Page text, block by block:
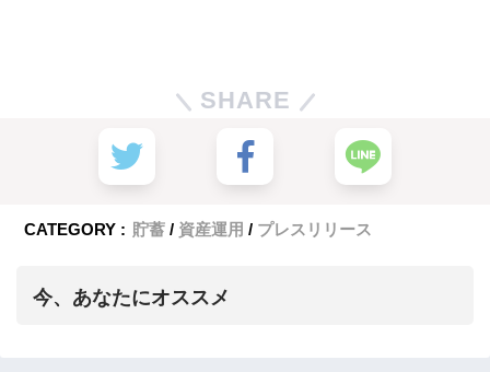
SHARE
CATEGORY : 貯蓄 資産運用 プレスリリース
今、あなたにオススメ